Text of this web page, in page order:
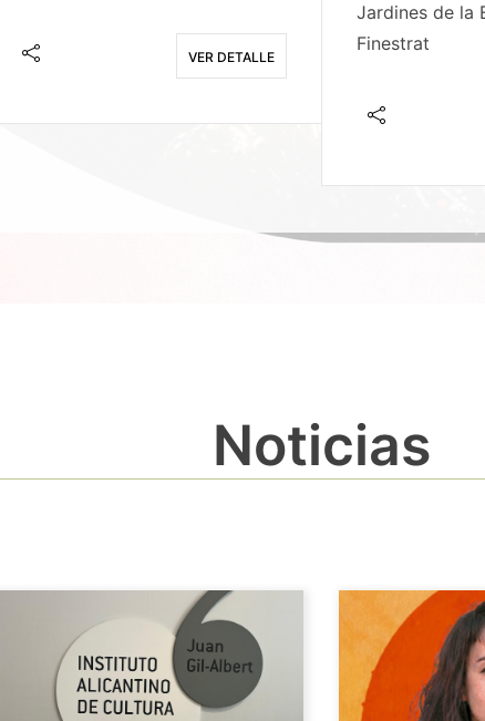
VER DETALLE
Jardines de la
Finestrat
Noticias